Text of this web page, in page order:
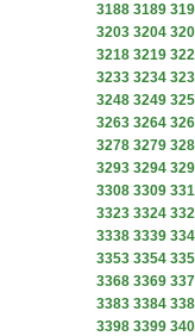
3188 3189
3203 3204
3218 3219
3233 3234
3248 3249
3263 3264
3278 3279
3293 3294
3308 3309
3323 3324
3338 3339
3353 3354
3368 3369
3383 3384
3398 3399